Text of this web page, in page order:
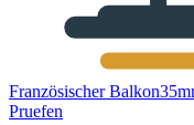
Französischer Balkon
Pruefen